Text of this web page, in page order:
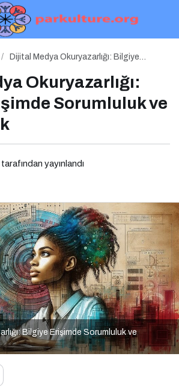
Dijital Medya Okuryazarlığı: Bilgiye
Okuryazarlığı:
Sorumluluk ve
tarafından yayınlandı
Bilgiye Erişimde Sorumluluk ve
Yeni Bir Pazarlama Dili Konuşuyor:
ve Markalara Yönelik